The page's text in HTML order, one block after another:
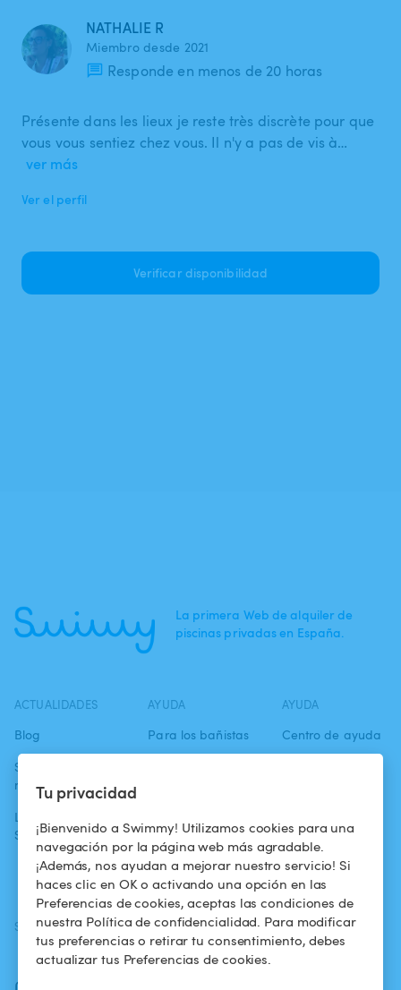
Tu privacidad
¡Bienvenido a Swimmy! Utilizamos cookies para una
navegación por la página web más agradable.
¡Además, nos ayudan a mejorar nuestro servicio! Si
haces clic en OK o activando una opción en las
Preferencias de cookies, aceptas las condiciones de
nuestra Política de confidencialidad. Para modificar
tus preferencias o retirar tu consentimiento, debes
actualizar tus Preferencias de cookies.
NATHALIE R
Miembro desde 2021
Responde en menos de 20 horas
Présente dans les lieux je reste très discrète pour que
vous vous sentiez chez vous. Il n'y a pas de vis à…
ver más
Ver el perfil
Verificar disponibilidad
La primera Web de alquiler de
piscinas privadas en España.
ACTUALIDADES
Blog
Swimmy en los
medios
La aventura
Swimmy
AYUDA
Para los bañistas
piscina
¿Cómo funciona?
AYUDA
Centro de ayuda
confidencialidad
Aviso legal
SÍGUENOS
Facebook
DESCARGAR LA APP